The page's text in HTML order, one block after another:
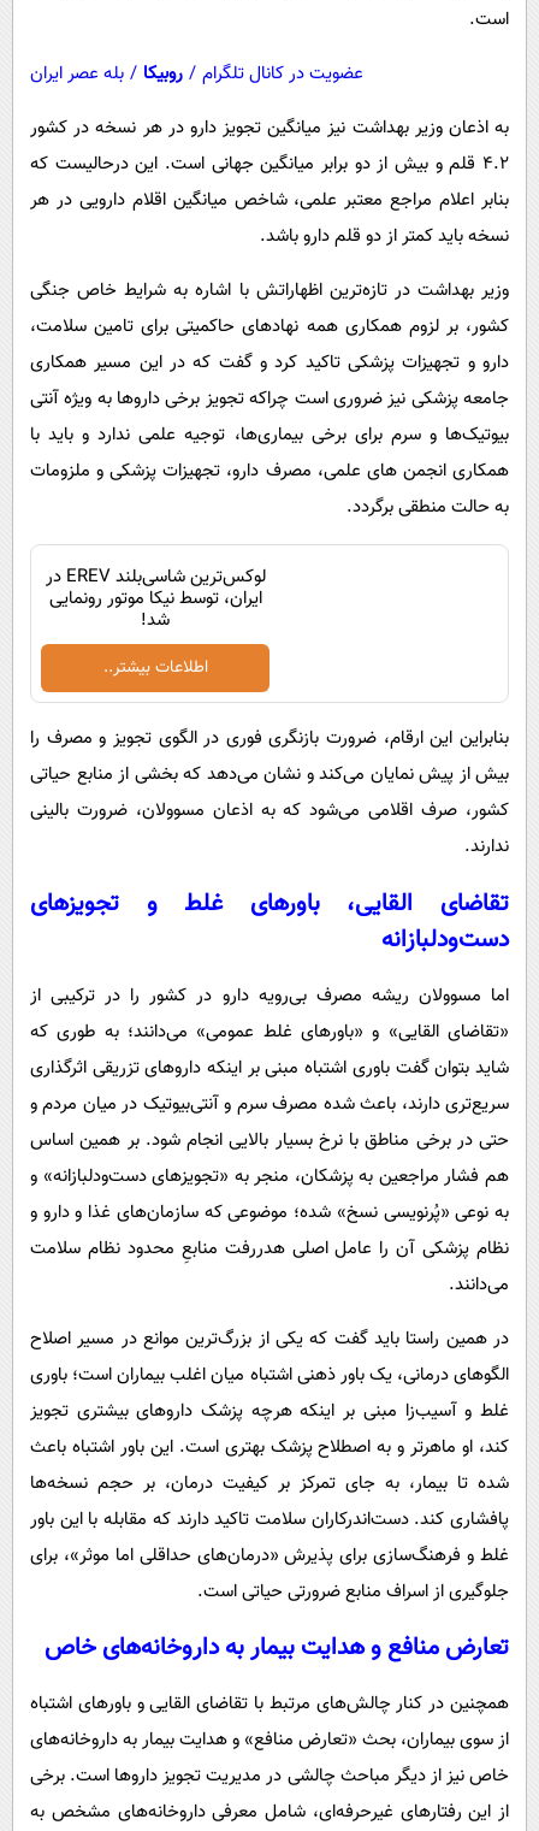
است.
عضویت در کانال تلگرام / روبیکا / بله عصر ایران
به اذعان وزیر بهداشت نیز میانگین تجویز دارو در هر نسخه در کشور
۴.۲ قلم و بیش از دو برابر میانگین جهانی است. این درحالیست که
بنابر اعلام مراجع معتبر علمی، شاخص میانگین اقلام دارویی در هر
نسخه باید کمتر از دو قلم دارو باشد.
وزیر بهداشت در تازه‌ترین اظهاراتش با اشاره به شرایط خاص جنگی
کشور، بر لزوم همکاری همه نهادهای حاکمیتی برای تامین سلامت،
دارو و تجهیزات پزشکی تاکید کرد و گفت که در این مسیر همکاری
جامعه پزشکی نیز ضروری است چراکه تجویز برخی داروها به ویژه آنتی
بیوتیک‌ها و سرم برای برخی بیماری‌ها، توجیه علمی ندارد و باید با
همکاری انجمن های علمی، مصرف دارو، تجهیزات پزشکی و ملزومات
به حالت منطقی برگردد.
لوکس‌ترین شاسی‌بلند EREV در
ایران، توسط نیکا موتور رونمایی
شد!
اطلاعات بیشتر..
بنابراین این ارقام، ضرورت بازنگری فوری در الگوی تجویز و مصرف را
بیش از پیش نمایان می‌کند و نشان می‌دهد که بخشی از منابع حیاتی
کشور، صرف اقلامی می‌شود که به اذعان مسوولان، ضرورت بالینی
ندارند.
تقاضای القایی، باورهای غلط و تجویزهای
دست‌ودلبازانه
اما مسوولان ریشه مصرف بی‌رویه دارو در کشور را در ترکیبی از
«تقاضای القایی» و «باورهای غلط عمومی» می‌دانند؛ به طوری که
شاید بتوان گفت باوری اشتباه مبنی بر اینکه داروهای تزریقی اثرگذاری
سریع‌تری دارند، باعث شده مصرف سرم و آنتی‌بیوتیک در میان مردم و
حتی در برخی مناطق با نرخ بسیار بالایی انجام شود. بر همین اساس
هم فشار مراجعین به پزشکان، منجر به «تجویزهای دست‌ودلبازانه» و
به نوعی «پُرنویسی نسخ» شده؛ موضوعی که سازمان‌های غذا و دارو و
نظام پزشکی آن را عامل اصلی هدررفت منابعِ محدود نظام سلامت
می‌دانند.
در همین راستا باید گفت که یکی از بزرگ‌ترین موانع در مسیر اصلاح
الگوهای درمانی، یک باور ذهنی اشتباه میان اغلب بیماران است؛ باوری
غلط و آسیب‌زا مبنی بر اینکه هرچه پزشک داروهای بیشتری تجویز
کند، او ماهرتر و به اصطلاح پزشک بهتری است. این باور اشتباه باعث
شده تا بیمار، به جای تمرکز بر کیفیت درمان، بر حجم نسخه‌ها
پافشاری کند. دست‌اندرکاران سلامت تاکید دارند که مقابله با این باور
غلط و فرهنگ‌سازی برای پذیرش «درمان‌های حداقلی اما موثر»، برای
جلوگیری از اسراف منابع ضرورتی حیاتی است.
تعارض منافع و هدایت بیمار به داروخانه‌های خاص
همچنین در کنار چالش‌های مرتبط با تقاضای القایی و باورهای اشتباه
از سوی بیماران، بحث «تعارض منافع» و هدایت بیمار به داروخانه‌های
خاص نیز از دیگر مباحث چالشی در مدیریت تجویز داروها است. برخی
از این رفتارهای غیرحرفه‌ای، شامل معرفی داروخانه‌های مشخص به